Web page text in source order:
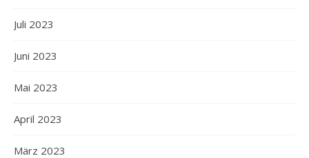
Juli 2023
Juni 2023
Mai 2023
April 2023
März 2023